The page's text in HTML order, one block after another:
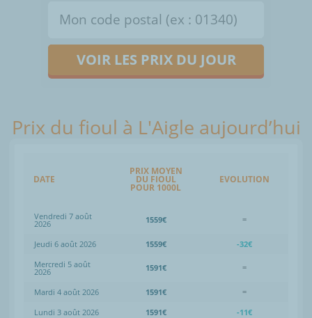
VOIR LES PRIX DU JOUR
Prix du fioul à L'Aigle aujourd’hui
DATE
PRIX MOYEN
DU FIOUL
POUR 1000L
EVOLUTION
Vendredi 7 août
2026 1559€ =
Jeudi 6 août 2026 1559€
-32€
Mercredi 5 août
2026 1591€ =
Mardi 4 août 2026 1591€
=
Lundi 3 août 2026
1591€
-11€